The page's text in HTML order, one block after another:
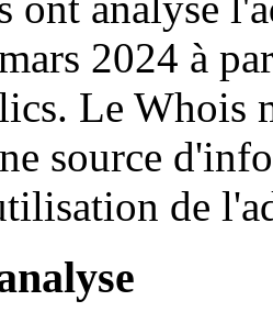
2024 à
Le Whois
source
de